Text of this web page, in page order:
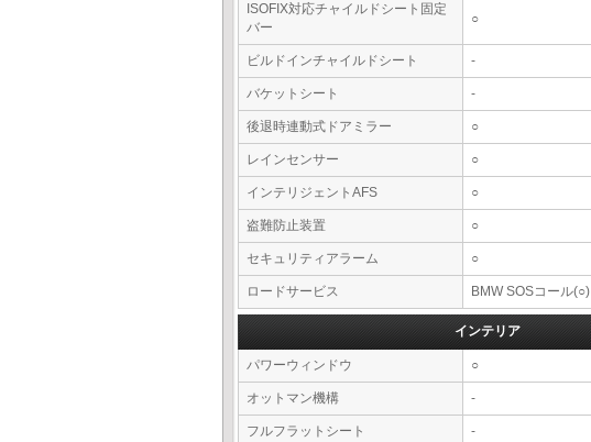
ISOFIX対応チャイルドシート固定
バー
○
ビルドインチャイルドシート -
バケットシート -
後退時連動式ドアミラー ○
レインセンサー ○
インテリジェントAFS ○
盗難防止装置 ○
セキュリティアラーム ○
ロードサービス BMW SOSコール(○)
インテリア
パワーウィンドウ ○
オットマン機構 -
フルフラットシート -